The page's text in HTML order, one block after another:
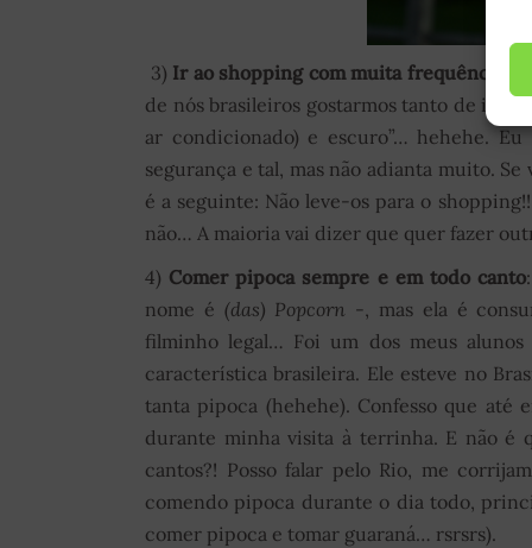
3) Ir ao shopping com muita frequência
de nós brasileiros gostarmos tanto de ir
ar condicionado) e escuro”… hehehe.
segurança e tal, mas não adianta muito.
é a seguinte: Não leve-os para o
não… A maioria vai dizer que quer fazer
4) Comer pipoca sempre e em todo canto
nome é (das) Popcorn -, mas ela é
filminho legal… Foi um dos meus
característica brasileira. Ele esteve no
tanta pipoca (hehehe). Confesso que até
durante minha visita à terrinha. E não é
cantos?! Posso falar pelo Rio, me
comendo pipoca durante o dia todo,
comer pipoca e tomar guaraná… rsrsrs).